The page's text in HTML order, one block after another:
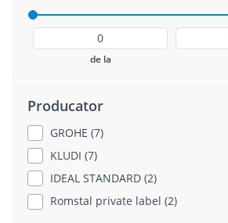
de la
Producator
GROHE (7)
KLUDI (7)
IDEAL STANDARD (2)
Romstal private label (2)